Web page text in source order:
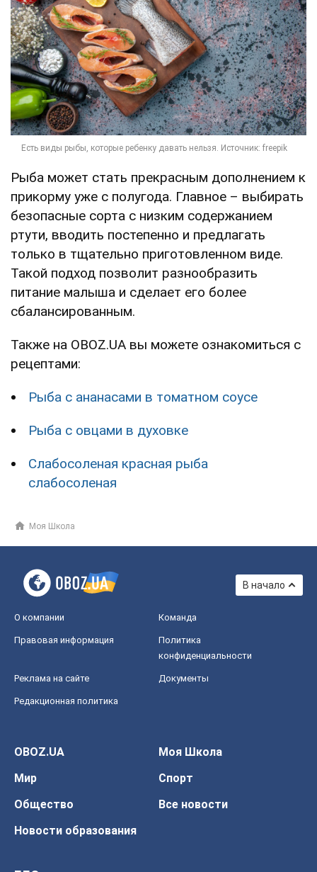
Рыба может стать прекрасным дополнением к
прикорму уже с полугода. Главное – выбирать
безопасные сорта с низким содержанием
ртути, вводить постепенно и предлагать
только в тщательно приготовленном виде.
Такой подход позволит разнообразить
питание малыша и сделает его более
сбалансированным.
Также на OBOZ.UA вы можете ознакомиться с
рецептами:
Рыба с ананасами в томатном соусе
Рыба с овцами в духовке
Слабосоленая красная рыба
слабосоленая
Моя Школа
В начало
О компании Команда
Правовая информация
Политика
конфиденциальности
Реклама на сайте Документы
Редакционная политика
OBOZ.UA
Моя Школа
Мир
Спорт
Общество
Все новости
Новости образования